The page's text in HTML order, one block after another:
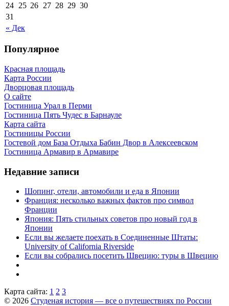
« Дек
24 25 26 27 28 29 30
31
Популярное
Красная площадь
Карта России
Дворцовая площадь
О сайте
Гостиница Урал в Перми
Гостиница Пять Чудес в Барнауле
Карта сайта
Гостиницы России
Гостевой дом База Отдыха Бабин Двор в Алексеевском
Гостиница Армавир в Армавире
Недавние записи
Шопинг, отели, автомобили и еда в Японии
Франция: несколько важных фактов про символ
Франции
Япония: Пять стильных советов про новый год в
Японии
Если вы желаете поехать в Соединенные Штаты:
University of California Riverside
Если вы собрались посетить Швецию: туры в Швецию
Карта сайта: 1 2 3
© 2026 Студеная история — все о путешествиях по России